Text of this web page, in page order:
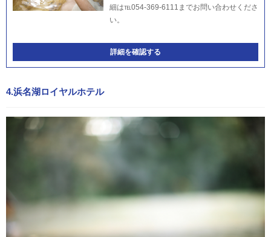
細は℡054-369-6111までお問い合わせくださ
い。
詳細を確認する
4.浜名湖ロイヤルホテル